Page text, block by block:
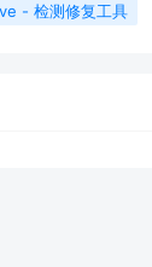
- 检测修复工具